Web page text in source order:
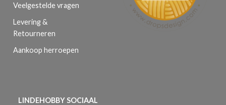
Veelgestelde vragen
Levering &
Retourneren
Aankoop herroepen
LINDEHOBBY SOCIAAL